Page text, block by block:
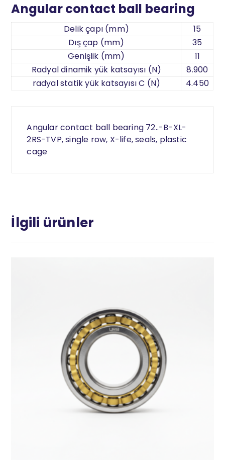
Angular contact ball bearing
Delik çapı (mm)
15
Dış çap (mm)
35
Genişlik (mm)
11
Radyal dinamik yük katsayısı (N)
8.900
radyal statik yük katsayısı C (N)
4.450
Angular contact ball bearing 72..-B-XL-
2RS-TVP, single row, X-life, seals, plastic
cage
İlgili ürünler